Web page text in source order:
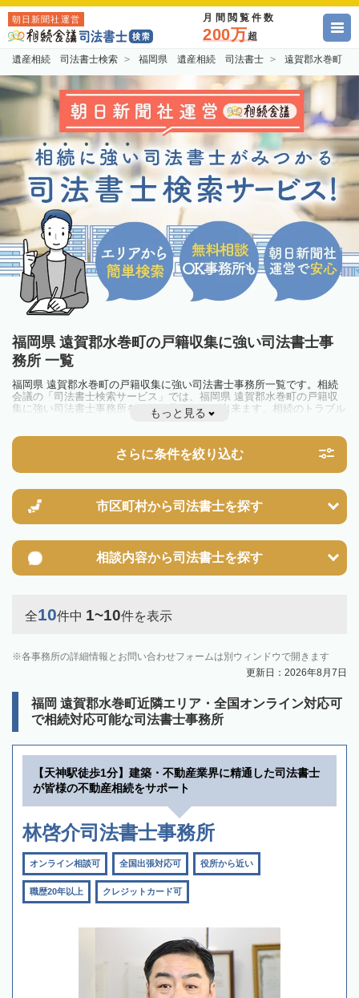
朝日新聞社運営 月間閲覧件数
200万超
遺産相続 司法書士検索 福岡県 遺産相続 司法書士 遠賀郡水巻町
福岡県 遠賀郡水巻町の戸籍収集に強い司法書士事
務所 一覧
福岡県 遠賀郡水巻町の戸籍収集に強い司法書士事務所一覧です。相続
会議の「司法書士検索サービス」では、福岡県 遠賀郡水巻町の戸籍収
集に強い司法書士事務所を一覧で見ることが出来ます。相続のトラブル
やお悩みを抱えている方は一度近隣の司法書士に相談してみましょう。
もっと見る
さらに条件を絞り込む
市区町村から司法書士を探す
相談内容から司法書士を探す
全10件中 1~10件を表示
各事務所の詳細情報とお問い合わせフォームは別ウィンドウで開きます
更新日：2026年8月7日
福岡 遠賀郡水巻町近隣エリア・全国オンライン対応可
で相続対応可能な司法書士事務所
【天神駅徒歩1分】建築・不動産業界に精通した司法書士
が皆様の不動産相続をサポート
林啓介司法書士事務所
オンライン相談可 全国出張対応可 役所から近い
職歴20年以上 クレジットカード可